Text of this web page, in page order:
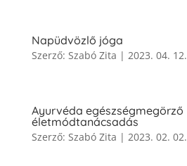
Napüdvözlő jóga
Szerző: Szabó Zita | 2023. 04. 12.
Ayurvéda egészségmegörző
életmódtanácsadás
Szerző: Szabó Zita | 2023. 02. 02.